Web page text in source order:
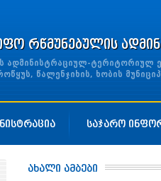
რწმუნებულის
ადმინისტრაციულ-ტერიტორიულ
წალენჯიხის, ხობის
საჯარო
ახალი ამბები